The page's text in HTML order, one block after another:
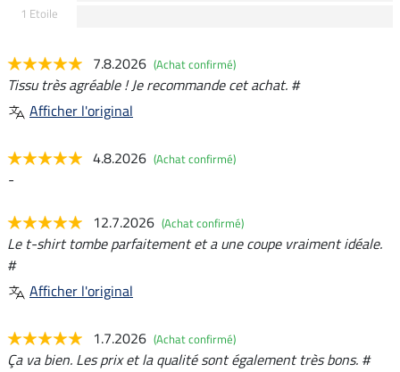
1 Etoile
7.8.2026 (Achat confirmé)
Tissu très agréable ! Je recommande cet achat. #
Afficher l'original
4.8.2026 (Achat confirmé)
-
12.7.2026 (Achat confirmé)
Le t-shirt tombe parfaitement et a une coupe vraiment idéale.
#
Afficher l'original
1.7.2026 (Achat confirmé)
Ça va bien. Les prix et la qualité sont également très bons. #